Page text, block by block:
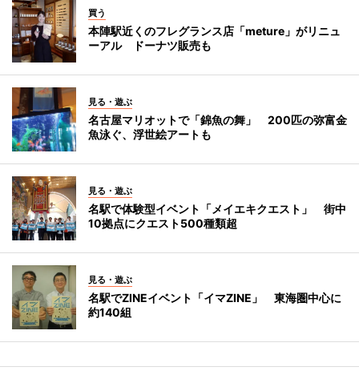
買う
本陣駅近くのフレグランス店「meture」がリニュ
ーアル ドーナツ販売も
見る・遊ぶ
名古屋マリオットで「錦魚の舞」 200匹の弥富金
魚泳ぐ、浮世絵アートも
見る・遊ぶ
名駅で体験型イベント「メイエキクエスト」 街中
10拠点にクエスト500種類超
見る・遊ぶ
名駅でZINEイベント「イマZINE」 東海圏中心に
約140組